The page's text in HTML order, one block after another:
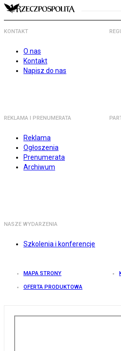
KONTAKT
O nas
Kontakt
Napisz do nas
REKLAMA I PRENUMERATA
Reklama
Ogłoszenia
Prenumerata
Archiwum
NASZE WYDARZENIA
Szkolenia i konferencje
MAPA STRONY
OFERTA PRODUKTOWA